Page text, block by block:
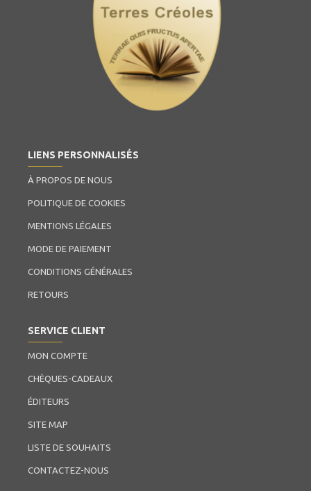
LIENS PERSONNALISÉS
À PROPOS DE NOUS
POLITIQUE DE COOKIES
MENTIONS LÉGALES
MODE DE PAIEMENT
CONDITIONS GÉNÉRALES
RETOURS
SERVICE CLIENT
MON COMPTE
CHÈQUES-CADEAUX
ÉDITEURS
SITE MAP
LISTE DE SOUHAITS
CONTACTEZ-NOUS